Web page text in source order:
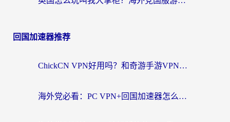
回国加速器推荐
ChickCN VPN好用吗？和奇游手游VPN对比哪个回国效果更好？海外党亲测实用指南
海外党必看：PC VPN+回国加速器怎么选？无缝访问国内资源全攻略